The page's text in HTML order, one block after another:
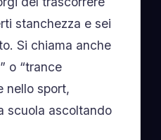
stanchezza e sei
Si chiama anche
o “trance
nello sport,
scuola ascoltando